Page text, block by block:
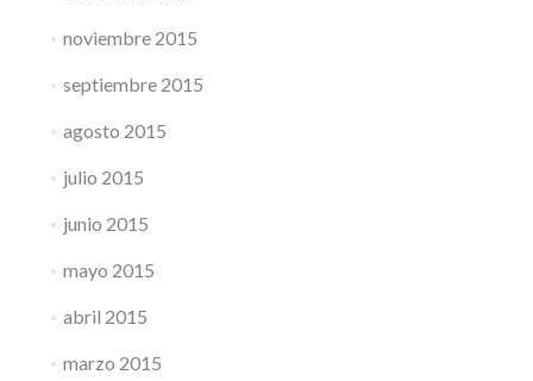
noviembre 2015
septiembre 2015
agosto 2015
julio 2015
junio 2015
mayo 2015
abril 2015
marzo 2015